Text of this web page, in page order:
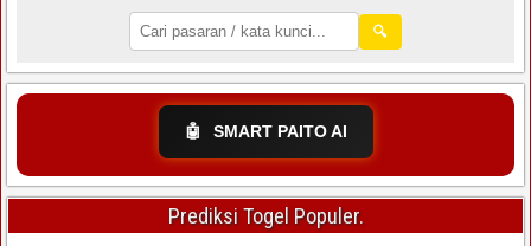
🔍
🤖 SMART PAITO AI
Prediksi Togel Populer.